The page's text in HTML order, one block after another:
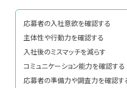
応募者の入社意欲を確認する
主体性や行動力を確認する
入社後のミスマッチを減らす
コミュニケーション能力を確認する
応募者の準備力や調査力を確認す